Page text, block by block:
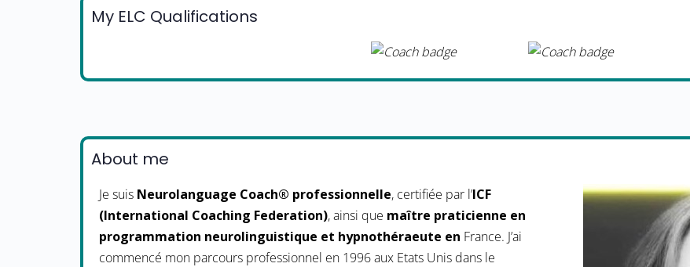
My ELC Qualifications
About me
Je suis Neurolanguage Coach® professionnelle, certifiée par l’ICF
(International Coaching Federation), ainsi que maître praticienne en
programmation neurolinguistique et hypnothéraeute en France. J’ai
commencé mon parcours professionnel en 1996 aux Etats Unis dans le